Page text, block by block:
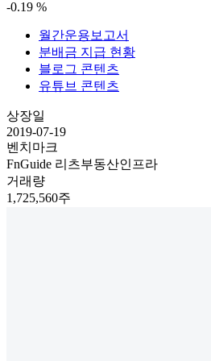
-0.19 %
월간운용보고서
분배금 지급 현황
블로그 콘텐츠
유튜브 콘텐츠
상장일
2019-07-19
벤치마크
FnGuide 리츠부동산인프라
거래량
1,725,560주